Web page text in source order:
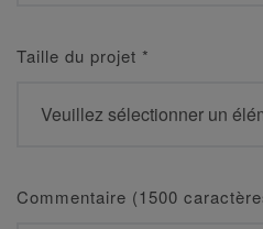
Taille du projet *
Commentaire (1500